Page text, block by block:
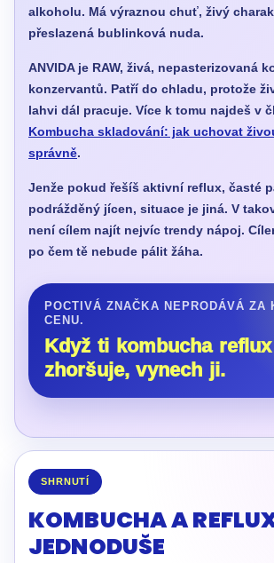
alkoholu. Má výraznou chuť, živý
přeslazená bublinková nuda.
ANVIDA je RAW, živá, nepasterizovaná
konzervantů. Patří do chladu, protože
lahvi dál pracuje. Více k tomu najdeš v
Kombucha skladování: jak uchovat
správně.
Jenže pokud řešíš aktivní reflux, časté
podrážděný jícen, situace je jiná. V
není cílem najít nejvíc trendy nápoj.
po čem tě nebude pálit žáha.
POCTIVÁ ZNAČKA NEPRODÁVÁ ZA
CENU.
Když ti kombucha reflux
zhoršuje, vynech ji.
SHRNUTÍ
KOMBUCHA A
JEDNODUŠE